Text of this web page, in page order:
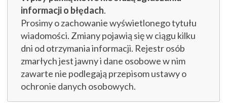
informacji o błędach.
Prosimy o zachowanie wyświetlonego tytułu
wiadomości. Zmiany pojawią się w ciągu kilku
dni od otrzymania informacji. Rejestr osób
zmarłych jest jawny i dane osobowe w nim
zawarte nie podlegają przepisom ustawy o
ochronie danych osobowych.